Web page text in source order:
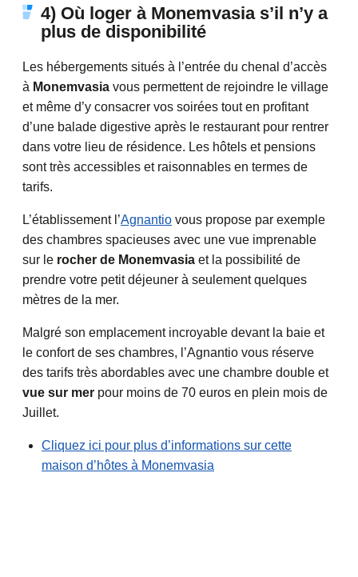
4) Où loger à Monemvasia s’il n’y a
plus de disponibilité
Les hébergements situés à l’entrée du chenal d’accès
à Monemvasia vous permettent de rejoindre le village
et même d’y consacrer vos soirées tout en profitant
d’une balade digestive après le restaurant pour rentrer
dans votre lieu de résidence. Les hôtels et pensions
sont très accessibles et raisonnables en termes de
tarifs.
L’établissement l’Agnantio vous propose par exemple
des chambres spacieuses avec une vue imprenable
sur le rocher de Monemvasia et la possibilité de
prendre votre petit déjeuner à seulement quelques
mètres de la mer.
Malgré son emplacement incroyable devant la baie et
le confort de ses chambres, l’Agnantio vous réserve
des tarifs très abordables avec une chambre double et
vue sur mer pour moins de 70 euros en plein mois de
Juillet.
Cliquez ici pour plus d’informations sur cette
maison d’hôtes à Monemvasia